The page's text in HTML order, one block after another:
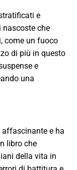
e
che
come un fuoco
di più in questo
e
una
affascinante e ha
libro che
della vita in